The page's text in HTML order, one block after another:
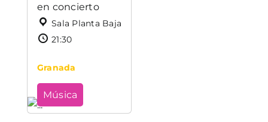
en concierto
Sala Planta Baja
21:30
Granada
Música